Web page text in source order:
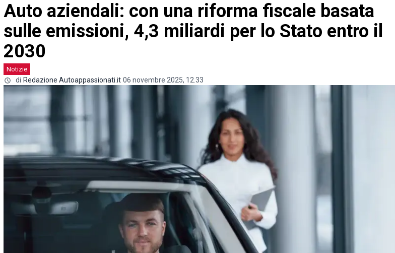
Auto aziendali: con una riforma fiscale basata
sulle emissioni, 4,3 miliardi per lo Stato entro il
2030
Notizie
di Redazione Autoappassionati.it 06 novembre 2025, 12.33